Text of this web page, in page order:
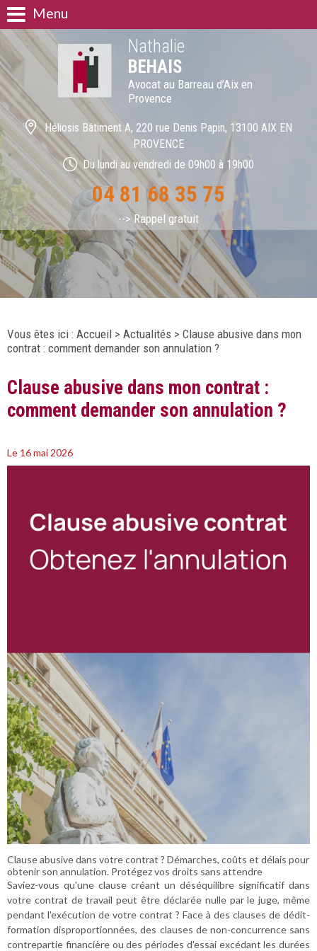
Menu
Nathalie
BEHAIS
Avocat au Barreau d’Aix en
Provence
Héliosis Bâtiment A, 220 rue Denis Papin, 13100 AIX EN
PROVENCE
Du lundi au vendredi de 09h00 à 19h00
04 81 68 35 75
--> Rappel gratuit
Vous êtes ici : Accueil > Actualités > Clause abusive dans mon
contrat : comment demander son annulation ?
Clause abusive dans mon contrat :
comment demander son annulation ?
Le 16 mai 2026
Clause abusive dans votre contrat ? Démarches, coûts et délais pour
obtenir son annulation. Protégez vos droits sans attendre
Saviez-vous qu'une clause créant un déséquilibre significatif dans
votre contrat de travail peut être déclarée nulle par le juge, même
pendant l'exécution de votre contrat ? Face à des clauses de dédit-
formation disproportionnées, des clauses de non-concurrence sans
contrepartie financière ou des périodes d'essai excédant les durées